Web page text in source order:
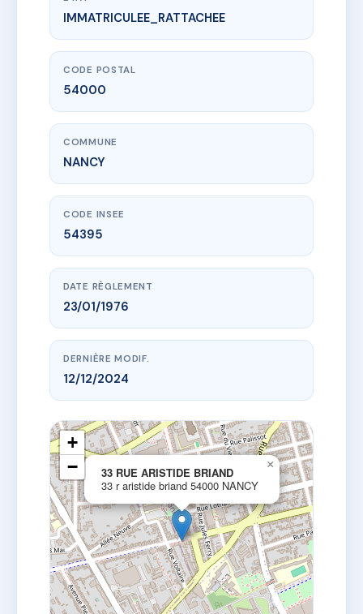
www.vme.plus/AC7995699
33 RUE ARISTIDE BRIAND
33 r aristide briand
IMMATRICULEE_RATTACHEE
CODE POSTAL
54000
COMMUNE
NANCY
CODE INSEE
54395
DATE RÈGLEMENT
23/01/1976
DERNIÈRE MODIF.
12/12/2024
33 RUE ARISTIDE BRIAND
33 r aristide briand 54000 NANCY
×
+
−